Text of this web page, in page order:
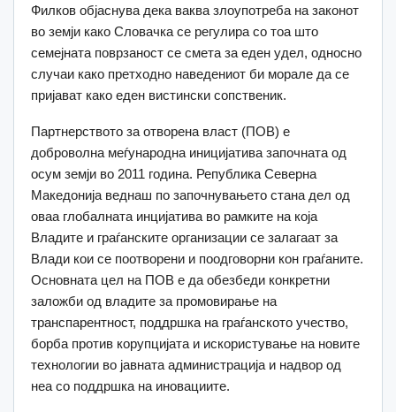
Филков објаснува дека ваква злоупотреба на законот
во земји како Словачка се регулира со тоа што
семејната поврзаност се смета за еден удел, односно
случаи како претходно наведениот би морале да се
пријават како еден вистински сопственик.
Партнерството за отворена власт (ПОВ) e
доброволна меѓународна иницијатива започната од
осум земји во 2011 година. Република Северна
Македонија веднаш по започнувањето стана дел од
оваа глобалната инцијатива во рамките на која
Владите и граѓанските организации се залагаат за
Влади кои се поотворени и поодговорни кон граѓаните.
Основната цел на ПОВ e да обезбеди конкретни
заложби од владите за промовирање на
транспарентност, поддршка на граѓанското учество,
борба против корупцијата и искористување на новите
технологии во јавната администрација и надвор од
неа со поддршка на иновациите.